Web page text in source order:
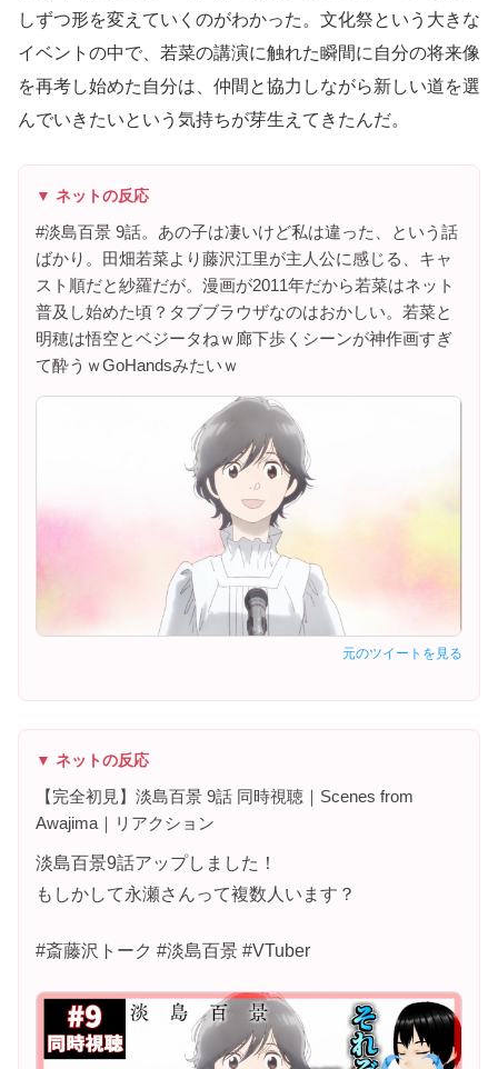
しずつ形を変えていくのがわかった。文化祭という大きな
イベントの中で、若菜の講演に触れた瞬間に自分の将来像
を再考し始めた自分は、仲間と協力しながら新しい道を選
んでいきたいという気持ちが芽生えてきたんだ。
▼ ネットの反応
#淡島百景 9話。あの子は凄いけど私は違った、という話
ばかり。田畑若菜より藤沢江里が主人公に感じる、キャ
スト順だと紗羅だが。漫画が2011年だから若菜はネット
普及し始めた頃？タブブラウザなのはおかしい。若菜と
明穂は悟空とベジータねｗ廊下歩くシーンが神作画すぎ
て酔うｗGoHandsみたいｗ
元のツイートを見る
▼ ネットの反応
【完全初見】淡島百景 9話 同時視聴｜Scenes from
Awajima｜リアクション
淡島百景9話アップしました！
もしかして永瀬さんって複数人います？
#斎藤沢トーク #淡島百景 #VTuber